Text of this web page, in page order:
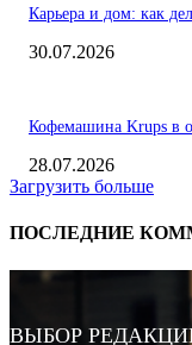
Карьера и дом: как
30.07.2026
Кофемашина Krups в
28.07.2026
Загрузить больше
ПОСЛЕДНИЕ
ВЫБОР